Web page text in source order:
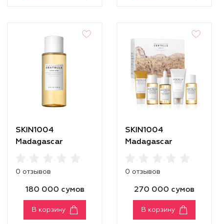
SKIN1004
Madagascar
0 отзывов
180 000 сумов
В корзину
SKIN1004
Madagascar
0 отзывов
270 000 сумов
В корзину